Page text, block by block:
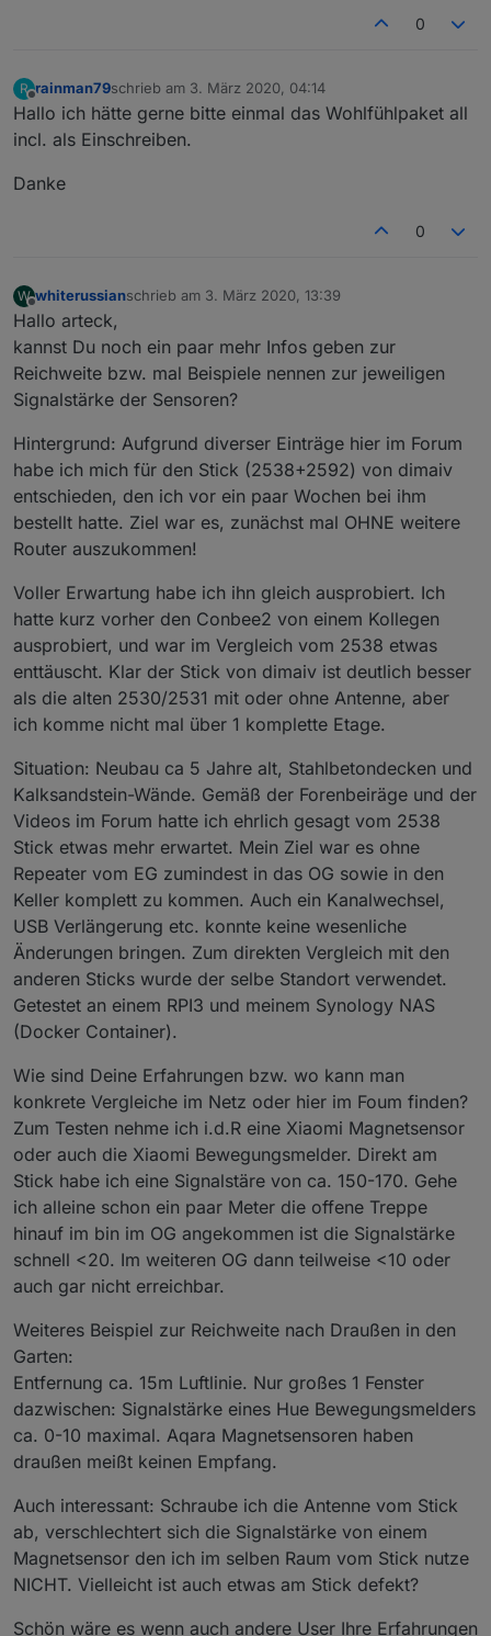
0
R
Offline
rainman79schrieb am 3. März 2020, 04:14
zuletzt editiert von
Hallo ich hätte gerne bitte einmal das Wohlfühlpaket all
incl. als Einschreiben.
Danke
0
W
Offline
whiterussianschrieb am 3. März 2020, 13:39
zuletzt editiert von
Hallo arteck,
kannst Du noch ein paar mehr Infos geben zur
Reichweite bzw. mal Beispiele nennen zur jeweiligen
Signalstärke der Sensoren?
Hintergrund: Aufgrund diverser Einträge hier im Forum
habe ich mich für den Stick (2538+2592) von dimaiv
entschieden, den ich vor ein paar Wochen bei ihm
bestellt hatte. Ziel war es, zunächst mal OHNE weitere
Router auszukommen!
Voller Erwartung habe ich ihn gleich ausprobiert. Ich
hatte kurz vorher den Conbee2 von einem Kollegen
ausprobiert, und war im Vergleich vom 2538 etwas
enttäuscht. Klar der Stick von dimaiv ist deutlich besser
als die alten 2530/2531 mit oder ohne Antenne, aber
ich komme nicht mal über 1 komplette Etage.
Situation: Neubau ca 5 Jahre alt, Stahlbetondecken und
Kalksandstein-Wände. Gemäß der Forenbeiräge und der
Videos im Forum hatte ich ehrlich gesagt vom 2538
Stick etwas mehr erwartet. Mein Ziel war es ohne
Repeater vom EG zumindest in das OG sowie in den
Keller komplett zu kommen. Auch ein Kanalwechsel,
USB Verlängerung etc. konnte keine wesenliche
Änderungen bringen. Zum direkten Vergleich mit den
anderen Sticks wurde der selbe Standort verwendet.
Getestet an einem RPI3 und meinem Synology NAS
(Docker Container).
Wie sind Deine Erfahrungen bzw. wo kann man
konkrete Vergleiche im Netz oder hier im Foum finden?
Zum Testen nehme ich i.d.R eine Xiaomi Magnetsensor
oder auch die Xiaomi Bewegungsmelder. Direkt am
Stick habe ich eine Signalstäre von ca. 150-170. Gehe
ich alleine schon ein paar Meter die offene Treppe
hinauf im bin im OG angekommen ist die Signalstärke
schnell <20. Im weiteren OG dann teilweise <10 oder
auch gar nicht erreichbar.
Weiteres Beispiel zur Reichweite nach Draußen in den
Garten:
Entfernung ca. 15m Luftlinie. Nur großes 1 Fenster
dazwischen: Signalstärke eines Hue Bewegungsmelders
ca. 0-10 maximal. Aqara Magnetsensoren haben
draußen meißt keinen Empfang.
Auch interessant: Schraube ich die Antenne vom Stick
ab, verschlechtert sich die Signalstärke von einem
Magnetsensor den ich im selben Raum vom Stick nutze
NICHT. Vielleicht ist auch etwas am Stick defekt?
Schön wäre es wenn auch andere User Ihre Erfahrungen